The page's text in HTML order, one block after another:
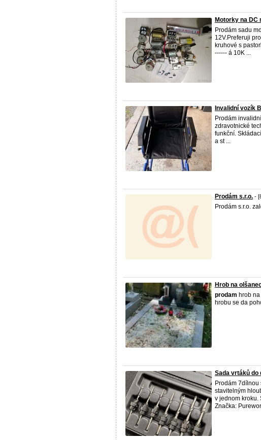
Motorky na DC
Prodám sadu
12V.Preferuji
kruhové s
------ á 10K ...
Invalidní vozík
Prodám
zdravotnické
funkční.
a st ...
Prodám s.r.o. -
Prodám s.r.o.
Hrob na
prodam hrob
hrobu se da
Sada vrtáků do
Prodám 7dílnou
stavitelným
v jednom kroku.
Značka: